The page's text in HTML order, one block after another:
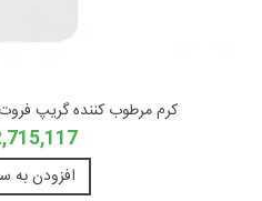
کرم مرطوب کننده گریپ فروت
2,715,117
افزودن به